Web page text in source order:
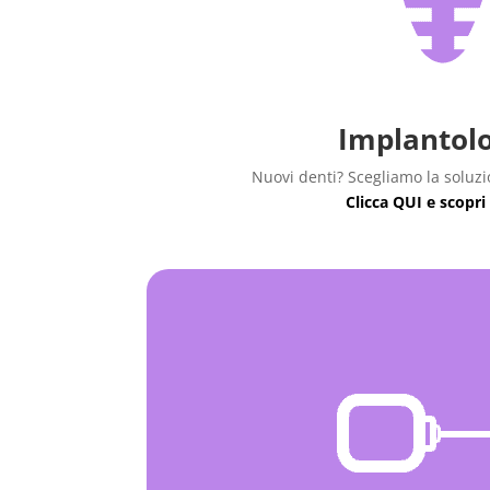
Nuovi denti? Scegliamo la
Clicca QUI e